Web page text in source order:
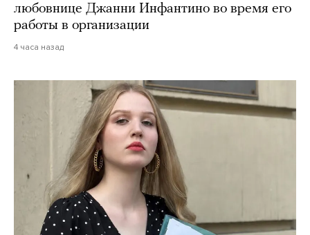
любовнице Джанни Инфантино во время его
работы в организации
4 часа назад